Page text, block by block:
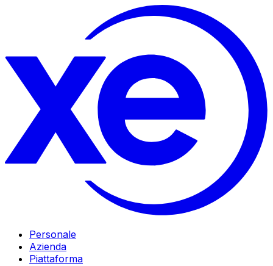
Personale
Azienda
Piattaforma